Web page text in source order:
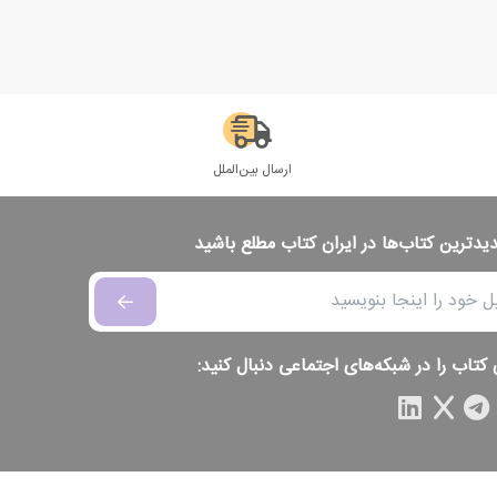
ارسال بین‌الملل
کتاب‌ها در ایران کتاب مطلع باشید
کتاب را در شبکه‌های اجتماعی دنبال کنید: